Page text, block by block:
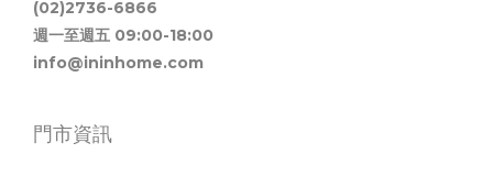
(02)2736-6866
週一至週五 09:00-18:00
info@ininhome.com
門市資訊